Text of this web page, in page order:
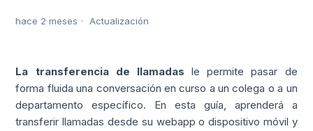
hace 2 meses Actualización
La transferencia de llamadas le permite pasar de
forma fluida una conversación en curso a un colega o a un
departamento específico. En esta guía, aprenderá a
transferir llamadas desde su webapp o dispositivo móvil y